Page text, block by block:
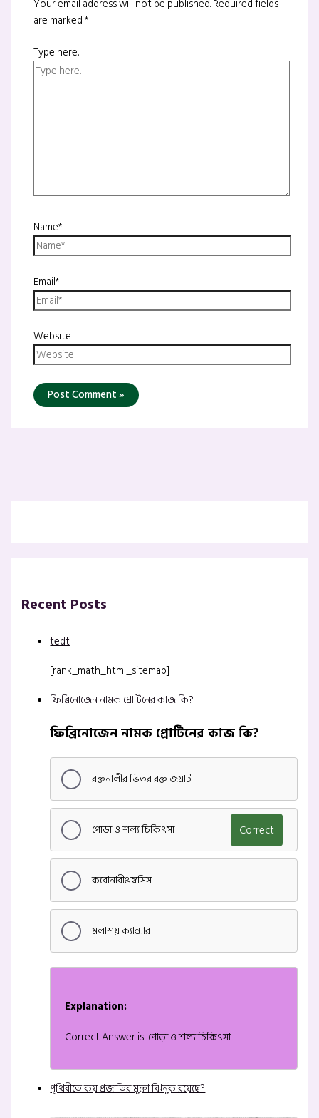
Your email address will not be published.Required fields
are marked*
Type here..
Name*
Email*
Website
Recent Posts
tedt
[rank_math_html_sitemap]
ফিব্রিনোজেন নামক প্রোটিনের কাজ কি?
ফিব্রিনোজেন নামক প্রোটিনের কাজ কি?
রক্তনালীর ভিতর রক্ত জমাট
পোড়া ও শল্য চিকিৎসা Correct
করোনারীথ্রম্বসিস
মলাশয় ক্যান্সার
Explanation:
Correct Answer is: পোড়া ও শল্য চিকিৎসা
পৃথিবীতে কয় প্রজাতির মুক্তা ঝিনুক রয়েছে?